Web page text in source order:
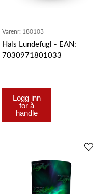
Varenr: 180103
Hals Lundefugl - EAN:
7030971801033
Logg inn
for å
handle